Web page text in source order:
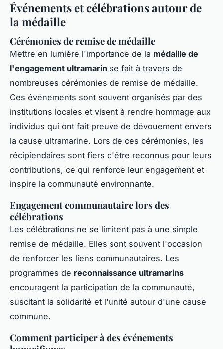
Événements et célébrations autour de
la médaille
Cérémonies de remise de médaille
Mettre en lumière l'importance de la médaille de
l'engagement ultramarin se fait à travers de
nombreuses cérémonies de remise de médaille.
Ces événements sont souvent organisés par des
institutions locales et visent à rendre hommage aux
individus qui ont fait preuve de dévouement envers
la cause ultramarine. Lors de ces cérémonies, les
récipiendaires sont fiers d'être reconnus pour leurs
contributions, ce qui renforce leur engagement et
inspire la communauté environnante.
Engagement communautaire lors des
célébrations
Les célébrations ne se limitent pas à une simple
remise de médaille. Elles sont souvent l'occasion
de renforcer les liens communautaires. Les
programmes de reconnaissance ultramarins
encouragent la participation de la communauté,
suscitant la solidarité et l'unité autour d'une cause
commune.
Comment participer à des événements